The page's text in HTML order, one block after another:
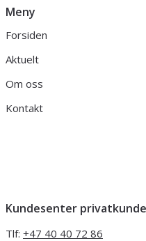
Meny
Forsiden
Aktuelt
Om oss
Kontakt
Kundesenter
Tlf: +47 40 40 72 86